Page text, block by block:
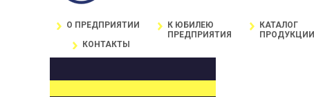
О ПРЕДПРИЯТИИ
К ЮБИЛЕЮ
ПРЕДПРИЯТИЯ
КАТАЛОГ
ПРОДУКЦИИ
КОНТАКТЫ
Главная/
КОНТАКТЫ